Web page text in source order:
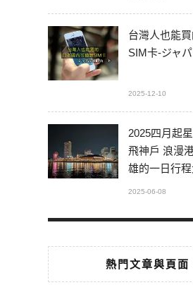
台灣人也能
SIM卡-ジャ
2025-12-10
2025四月起
飛神戶 浪漫
雄的一日行
2025-06-08
熱門文章與頁面